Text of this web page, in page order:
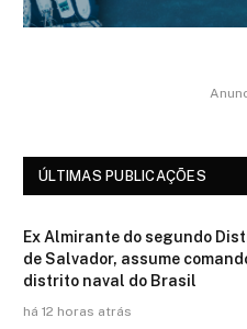
ÚLTIMAS PUBLICAÇÕES
Ex Almirante do segundo
de Salvador, assume
distrito naval do Brasil
há 12 horas atrás